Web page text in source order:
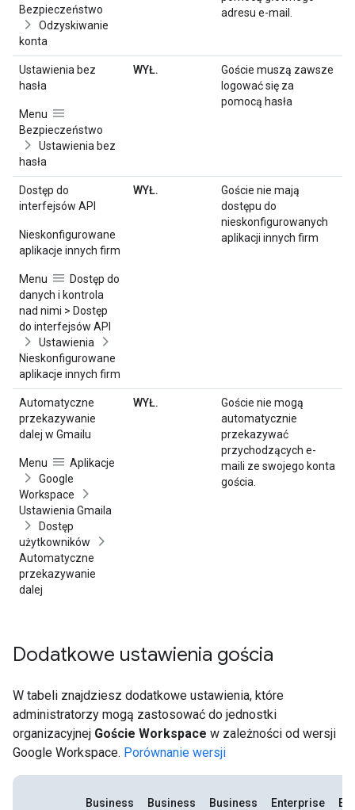
Bezpieczeństwo
Odzyskiwanie
konta
adresu e-mail.
Ustawienia bez
hasła
Menu
Bezpieczeństwo
Ustawienia bez
hasła
WYŁ.
Goście muszą zawsze
logować się za
pomocą hasła
Dostęp do
interfejsów API
Nieskonfigurowane
aplikacje innych firm
Menu
Dostęp do
danych i kontrola
nad nimi > Dostęp
do interfejsów API
Ustawienia
Nieskonfigurowane
aplikacje innych firm
WYŁ.
Goście nie mają
dostępu do
nieskonfigurowanych
aplikacji innych firm
Automatyczne
przekazywanie
dalej w Gmailu
Menu
Aplikacje
Google
Workspace
Ustawienia Gmaila
Dostęp
użytkowników
Automatyczne
przekazywanie
dalej
WYŁ.
Goście nie mogą
automatycznie
przekazywać
przychodzących e-
maili ze swojego konta
gościa.
Dodatkowe ustawienia gościa
W tabeli znajdziesz dodatkowe ustawienia, które
administratorzy mogą zastosować do jednostki
organizacyjnej Goście Workspace w zależności od wersji
Google Workspace. Porównanie wersji
Business
Business
Business
Enterprise